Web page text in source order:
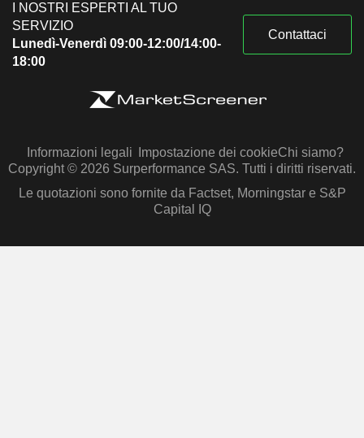
I NOSTRI ESPERTI AL TUO
SERVIZIO
Lunedì-Venerdì 09:00-12:00/14:00-
18:00
Contattaci
Informazioni legali Impostazione dei cookieChi siamo?
Copyright © 2026 Surperformance SAS. Tutti i diritti riservati.
Le quotazioni sono fornite da Factset, Morningstar e S&P
Capital IQ